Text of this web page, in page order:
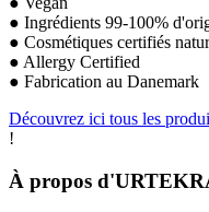
● Ingrédients 99-100%
● Cosmétiques certifiés
● Allergy Certified
● Fabrication au Danemark
Découvrez ici tous les
!
À propos